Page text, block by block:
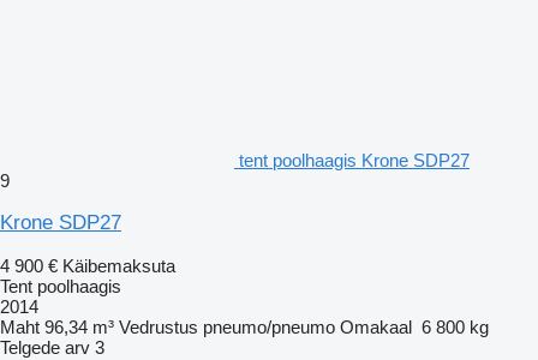
tent poolhaagis Krone SDP27
9
Krone SDP27
4 900 € Käibemaksuta
Tent poolhaagis
2014
Maht 96,34 m³ Vedrustus pneumo/pneumo Omakaal 6 800 kg
Telgede arv 3